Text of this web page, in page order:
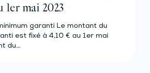
1er mai 2023
garanti Le montant du
est fixé à 4,10 € au 1er mai
du…